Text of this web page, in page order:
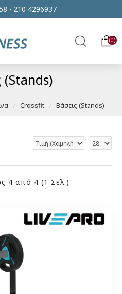
- 210 4296937
0
Crossfit Βάσεις (Stands)
(Stands)
4 από 4 (1 Σελ.)